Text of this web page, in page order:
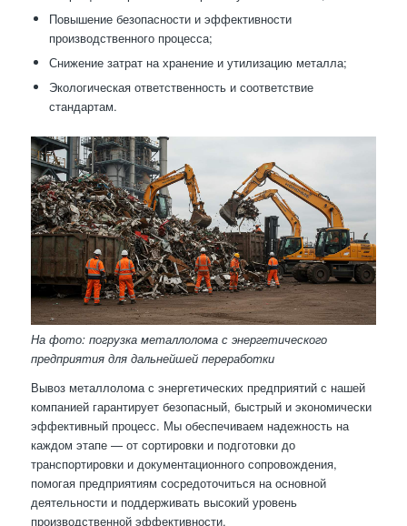
Повышение безопасности и эффективности
производственного процесса;
Снижение затрат на хранение и утилизацию металла;
Экологическая ответственность и соответствие
стандартам.
На фото: погрузка металлолома с энергетического
предприятия для дальнейшей переработки
Вывоз металлолома с энергетических предприятий с нашей
компанией гарантирует безопасный, быстрый и экономически
эффективный процесс. Мы обеспечиваем надежность на
каждом этапе — от сортировки и подготовки до
транспортировки и документационного сопровождения,
помогая предприятиям сосредоточиться на основной
деятельности и поддерживать высокий уровень
производственной эффективности.